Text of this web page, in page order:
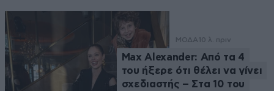
ΜΟΔΑ 10 λ. πριν
Max Alexander: Από τα 4
του ήξερε ότι θέλει να γίνει
σχεδιαστής – Στα 10 του